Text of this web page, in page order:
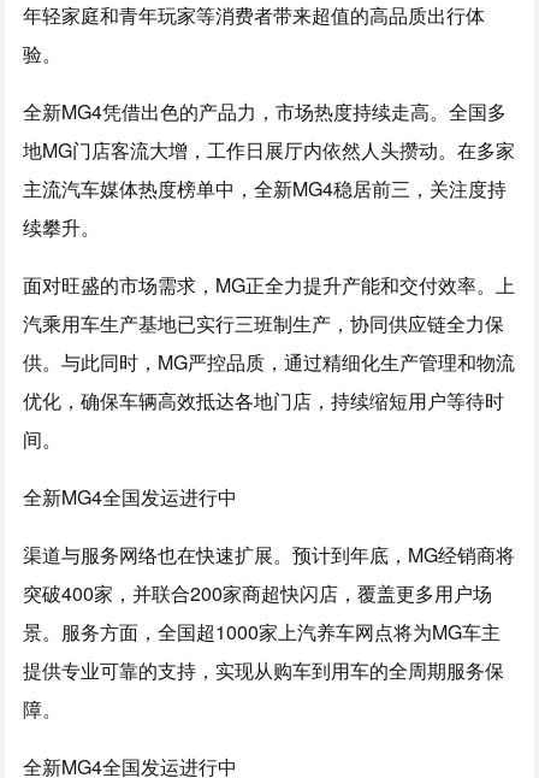
年轻家庭和青年玩家等消费者带来超值的高品质出行体
验。
全新MG4凭借出色的产品力，市场热度持续走高。全国多
地MG门店客流大增，工作日展厅内依然人头攒动。在多家
主流汽车媒体热度榜单中，全新MG4稳居前三，关注度持
续攀升。
面对旺盛的市场需求，MG正全力提升产能和交付效率。上
汽乘用车生产基地已实行三班制生产，协同供应链全力保
供。与此同时，MG严控品质，通过精细化生产管理和物流
优化，确保车辆高效抵达各地门店，持续缩短用户等待时
间。
全新MG4全国发运进行中
渠道与服务网络也在快速扩展。预计到年底，MG经销商将
突破400家，并联合200家商超快闪店，覆盖更多用户场
景。服务方面，全国超1000家上汽养车网点将为MG车主
提供专业可靠的支持，实现从购车到用车的全周期服务保
障。
全新MG4全国发运进行中